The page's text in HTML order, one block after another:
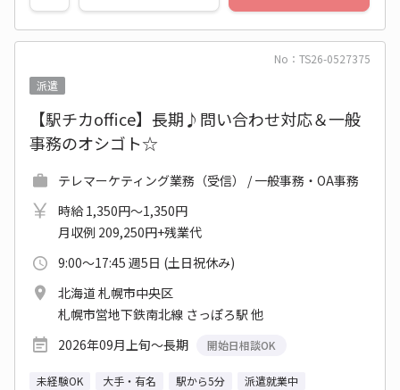
No：TS26-0527375
派遣
【駅チカoffice】長期♪問い合わせ対応＆一般
事務のオシゴト☆
テレマーケティング業務（受信） / 一般事務・OA事務
時給 1,350円～1,350円
月収例 209,250円+残業代
9:00～17:45 週5日 (土日祝休み)
北海道 札幌市中央区
札幌市営地下鉄南北線 さっぽろ駅 他
2026年09月上旬～長期
開始日相談OK
未経験OK 大手・有名 駅から5分 派遣就業中